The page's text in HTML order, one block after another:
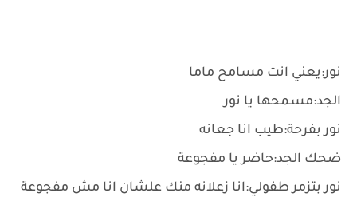
نور:يعني انت مسامح ماما
الجد:مسمحها يا نور
نور بفرحة:طيب انا جعانه
ضحك الجد:حاضر يا مفجوعة
نور بتزمر طفولي:انا زعلانه منك علشان انا مش مفجوعة